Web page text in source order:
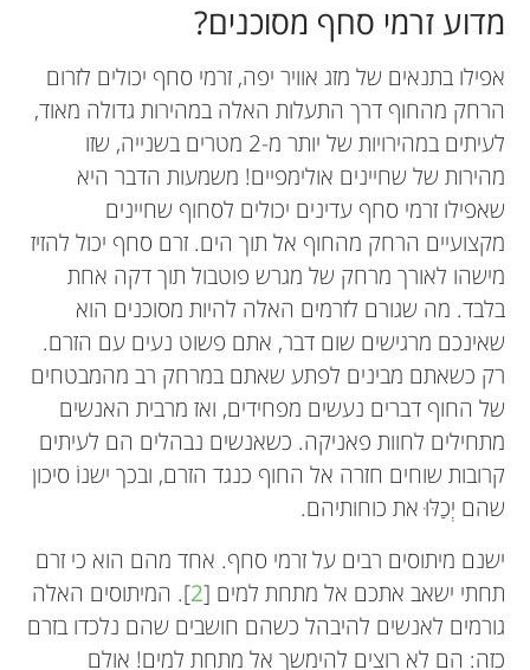
מדוע זרמי סחף מסוכנים?
אפילו בתנאים של מזג אוויר יפה, זרמי סחף יכולים לזרום
הרחק מהחוף דרך התעלות האלה במהירות גדולה מאוד,
לעיתים במהירויות של יותר מ-2 מטרים בשנייה, שזו
מהירות של שחיינים אולימפיים! משמעות הדבר היא
שאפילו זרמי סחף עדינים יכולים לסחוף שחיינים
מקצועיים הרחק מהחוף אל תוך הים. זרם סחף יכול להזיז
מישהו לאורך מרחק של מגרש פוטבול תוך דקה אחת
בלבד. מה שגורם לזרמים האלה להיות מסוכנים הוא
שאינכם מרגישים שום דבר, אתם פשוט נעים עם הזרם.
רק כשאתם מבינים לפתע שאתם במרחק רב מהמבטחים
של החוף דברים נעשים מפחידים, ואז מרבית האנשים
מתחילים לחוות פאניקה. כשאנשים נבהלים הם לעיתים
קרובות שוחים חזרה אל החוף כנגד הזרם, ובכך ישנוֹ סיכון
שהם יְכַלּוּ את כוחותיהם.
ישנם מיתוסים רבים על זרמי סחף. אחד מהם הוא כי זרם
תחתי ישאב אתכם אל מתחת למים [2]. המיתוסים האלה
גורמים לאנשים להיבהל כשהם חושבים שהם נלכדו בזרם
כזה: הם לא רוצים להימשך אל מתחת למים! אולם